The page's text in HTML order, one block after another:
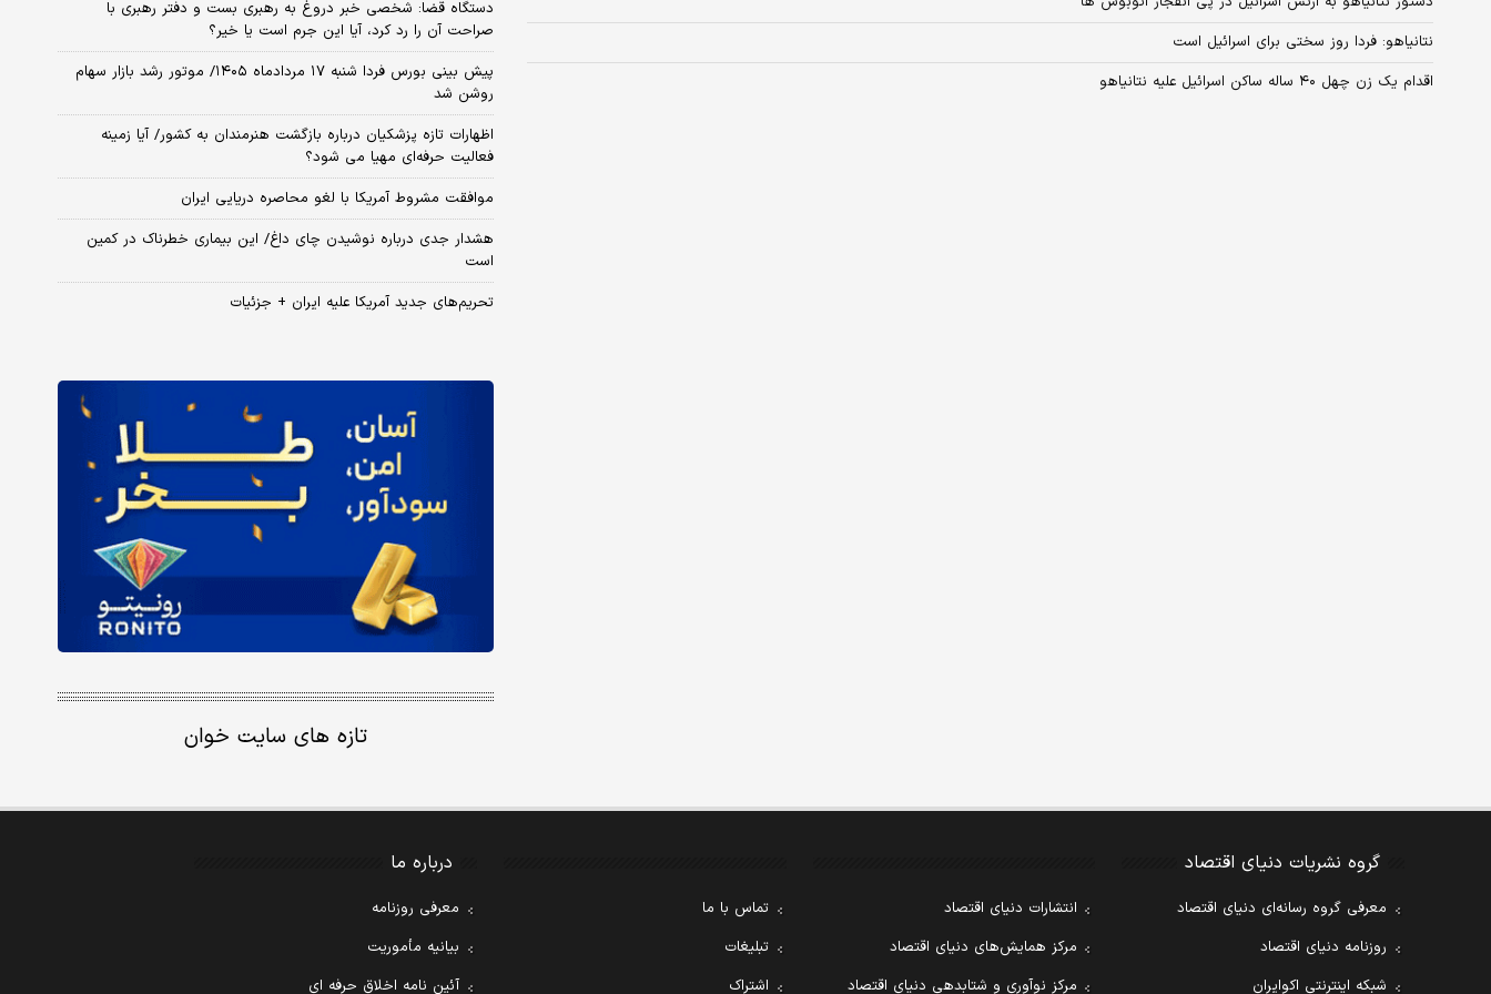
نتانیاهو: فردا روز سختی برای اسرائیل است
اقدام یک زن چهل ۴۰ ساله ساکن اسرائیل علیه نتانیاهو
دستگاه قضا: شخصی خبر دروغ به رهبری بست و دفتر رهبری با
صراحت آن را رد کرد، آیا این جرم است یا خیر؟
پیش بینی بورس فردا شنبه ۱۷ مردادماه ۱۴۰۵/ موتور رشد بازار سهام
روشن شد
اظهارات تازه پزشکیان درباره بازگشت هنرمندان به کشور/ آیا زمینه
فعالیت حرفه‌ای مهیا می شود؟
موافقت مشروط آمریکا با لغو محاصره دریایی ایران
هشدار جدی درباره نوشیدن چای داغ/ این بیماری خطرناک در کمین
است
تحریم‌های جدید آمریکا علیه ایران + جزئیات
تازه های سایت خوان
گروه نشریات دنیای اقتصاد
معرفی گروه رسانه‌ای دنیای اقتصاد
روزنامه دنیای اقتصاد
شبکه اینترنتی اکوایران
انتشارات دنیای اقتصاد
مرکز همایش‌های دنیای اقتصاد
مرکز نوآوری و شتابدهی دنیای اقتصاد
تماس با ما
تبلیغات
اشتراک
درباره ما
معرفی روزنامه
بیانیه مأموریت
آئین نامه اخلاق حرفه ای